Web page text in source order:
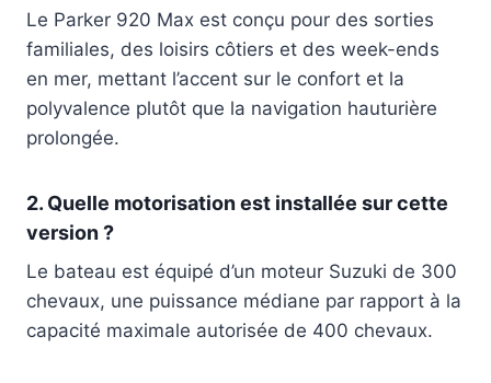
Le Parker 920 Max est conçu pour des sorties
familiales, des loisirs côtiers et des week-ends
en mer, mettant l’accent sur le confort et la
polyvalence plutôt que la navigation hauturière
prolongée.
2. Quelle motorisation est installée sur cette
version ?
Le bateau est équipé d’un moteur Suzuki de 300
chevaux, une puissance médiane par rapport à la
capacité maximale autorisée de 400 chevaux.